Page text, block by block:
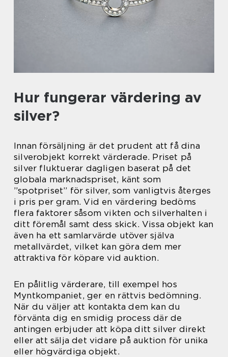
Hur fungerar värdering av
silver?
Innan försäljning är det prudent att få dina
silverobjekt korrekt värderade. Priset på
silver fluktuerar dagligen baserat på det
globala marknadspriset, känt som
”spotpriset” för silver, som vanligtvis återges
i pris per gram. Vid en värdering bedöms
flera faktorer såsom vikten och silverhalten i
ditt föremål samt dess skick. Vissa objekt kan
även ha ett samlarvärde utöver själva
metallvärdet, vilket kan göra dem mer
attraktiva för köpare vid auktion.
En pålitlig värderare, till exempel hos
Myntkompaniet, ger en rättvis bedömning.
När du väljer att kontakta dem kan du
förvänta dig en smidig process där de
antingen erbjuder att köpa ditt silver direkt
eller att sälja det vidare på auktion för unika
eller högvärdiga objekt.